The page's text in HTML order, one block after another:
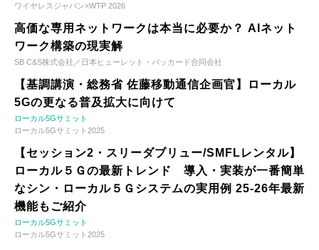
ワイヤレスジャパン×WTP 2026
高価な専用ネットワークは本当に必要か？ AIネット
ワーク構築の現実解
SB C&S株式会社／日本ヒューレット・パッカード合同会社
【基調講演・総務省 佐藤移動通信企画官】ローカル
5Gの更なる普及拡大に向けて
ローカル5Gサミット
ローカル5Gサミット2025
【セッション2・スリーダブリュー/SMFLレンタル】
ローカル５Ｇの最新トレンド 導入・実装が一番簡単
なシン・ローカル５Ｇシステムの実用例 25-26年最新
機能もご紹介
ローカル5Gサミット
ローカル5Gサミット2025